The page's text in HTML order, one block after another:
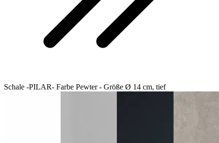
Schale -PILAR- Farbe Pewter - Größe Ø 14 cm, tief